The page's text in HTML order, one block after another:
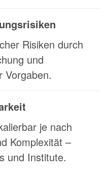
Risiken durch
und
Vorgaben.
je nach
Komplexität –
und Institute.